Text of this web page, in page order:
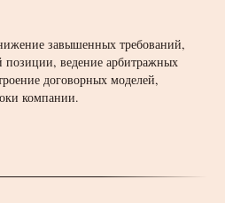
завышенных требований,
позиции, ведение арбитражных
договорных моделей,
компании.